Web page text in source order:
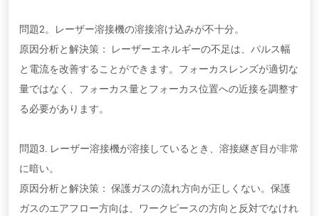
問題2。レーザー溶接機の溶接溶け込みが不十分。
原因分析と解決策： レーザーエネルギーの不足は、パルス幅
と電流を改善することができます。フォーカスレンズが適切な
量ではなく、フォーカス量とフォーカス位置への近接を調整す
る必要があります。
問題3. レーザー溶接機が溶接しているとき、溶接継ぎ目が非常
に暗い。
原因分析と解決策： 保護ガスの流れ方向が正しくない。保護
ガスのエアフロー方向は、ワークピースの方向と反対でなけれ